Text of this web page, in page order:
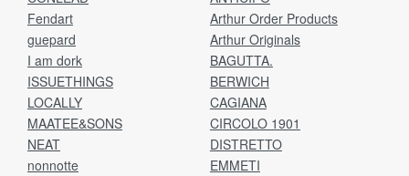
Fendart
guepard
I am dork
ISSUETHINGS
LOCALLY
MAATEE&SONS
NEAT
nonnotte
Arthur Order Products
Arthur Originals
BAGUTTA.
BERWICH
CAGIANA
CIRCOLO 1901
DISTRETTO
EMMETI